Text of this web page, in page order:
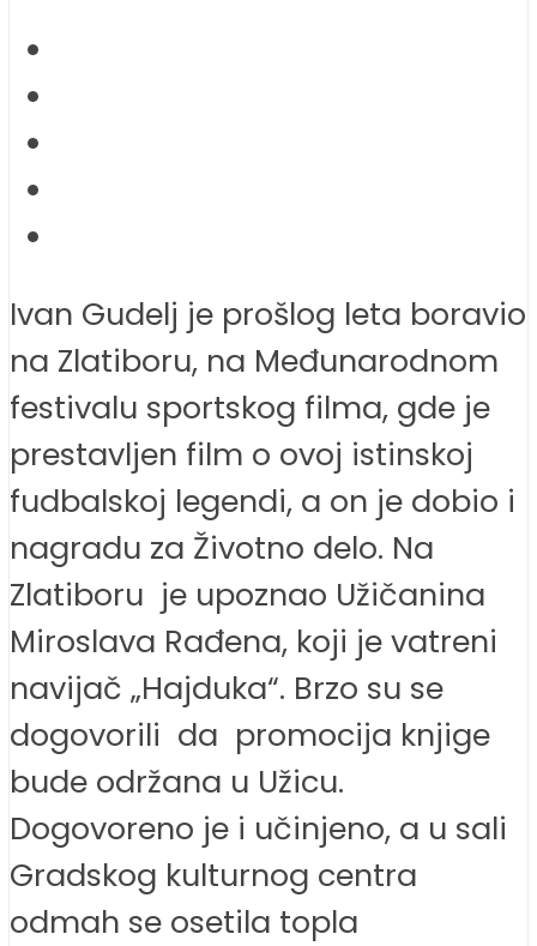
Ivan Gudelj je prošlog leta boravio
na Zlatiboru, na Međunarodnom
festivalu sportskog filma, gde je
prestavljen film o ovoj istinskoj
fudbalskoj legendi, a on je dobio i
nagradu za Životno delo. Na
Zlatiboru je upoznao Užičanina
Miroslava Rađena, koji je vatreni
navijač „Hajduka“. Brzo su se
dogovorili da promocija knjige
bude održana u Užicu.
Dogovoreno je i učinjeno, a u sali
Gradskog kulturnog centra
odmah se osetila topla